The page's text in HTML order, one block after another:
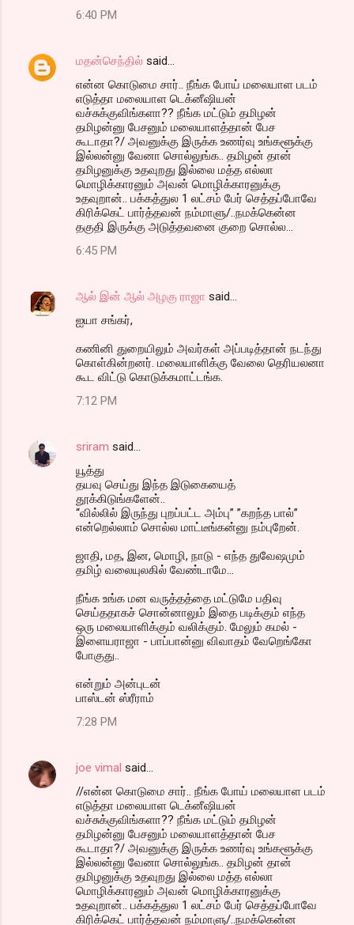
6:40 PM
மதன்செந்தில் said…
என்ன கொடுமை சார்.. நீங்க போய் மலையாள படம்
எடுத்தா மலையாள டெக்னீஷியன்
வச்சுக்குவிங்களா?? நீங்க மட்டும் தமிழன்
தமிழன்னு பேசனும் மலையாளத்தான் பேச
கூடாதா?/ அவனுக்கு இருக்க உணர்வு உங்களூக்கு
இல்லன்னு வேனா சொல்லுங்க.. தமிழன் தான்
தமிழனுக்கு உதவுறது இல்லை மத்த எல்லா
மொழிக்காரனும் அவன் மொழிக்காரனுக்கு
உதவுறான்.. பக்கத்துல 1 லட்சம் பேர் செத்தப்போவே
கிரிக்கெட் பார்த்தவன் நம்மாளு/..நமக்கென்ன
தகுதி இருக்கு அடுத்தவனை குறை சொல்ல...
6:45 PM
ஆல் இன் ஆல் அழகு ராஜா said…
ஐயா சங்கர்,
கணினி துறையிலும் அவர்கள் அப்படித்தான் நடந்து
கொள்கின்றனர். மலையாளிக்கு வேலை தெரியலனா
கூட விட்டு கொடுக்கமாட்டங்க.
7:12 PM
sriram said…
யூத்து
தயவு செய்து இந்த இடுகையைத்
தூக்கிடுங்களேன்..
“வில்லில் இருந்து புறப்பட்ட அம்பு” ”கறந்த பால்”
என்றெல்லாம் சொல்ல மாட்டீங்கன்னு நம்புறேன்.
ஜாதி, மத, இன, மொழி, நாடு - எந்த துவேஷமும்
தமிழ் வலையுலகில் வேண்டாமே...
நீங்க உங்க மன வருத்தத்தை மட்டுமே பதிவு
செய்ததாகச் சொன்னாலும் இதை படிக்கும் எந்த
ஒரு மலையாளிக்கும் வலிக்கும். மேலும் கமல் -
இளையராஜா - பாப்பான்னு விவாதம் வேறெங்கோ
போகுது..
என்றும் அன்புடன்
பாஸ்டன் ஸ்ரீராம்
7:28 PM
joe vimal said…
//என்ன கொடுமை சார்.. நீங்க போய் மலையாள படம்
எடுத்தா மலையாள டெக்னீஷியன்
வச்சுக்குவிங்களா?? நீங்க மட்டும் தமிழன்
தமிழன்னு பேசனும் மலையாளத்தான் பேச
கூடாதா?/ அவனுக்கு இருக்க உணர்வு உங்களூக்கு
இல்லன்னு வேனா சொல்லுங்க.. தமிழன் தான்
தமிழனுக்கு உதவுறது இல்லை மத்த எல்லா
மொழிக்காரனும் அவன் மொழிக்காரனுக்கு
உதவுறான்.. பக்கத்துல 1 லட்சம் பேர் செத்தப்போவே
கிரிக்கெட் பார்த்தவன் நம்மாளு/..நமக்கென்ன